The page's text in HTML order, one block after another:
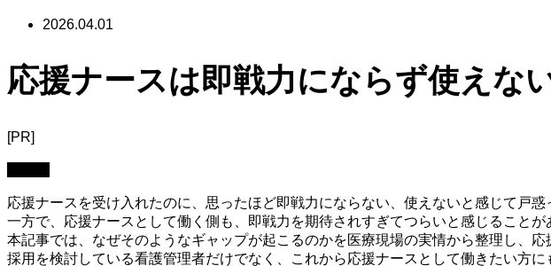
2026.04.01
応援ナースは即戦力にならず使えな
[PR]
応援ナースを受け入れたのに、思ったほど即戦力にならない、使えないと感じて戸惑
一方で、応援ナースとして働く側も、即戦力を期待されすぎてつらいと感じることが
本記事では、なぜそのようなギャップが起こるのかを医療現場の実情から整理し、
採用を検討している看護管理者だけでなく、これから応援ナースとして働きたい方に